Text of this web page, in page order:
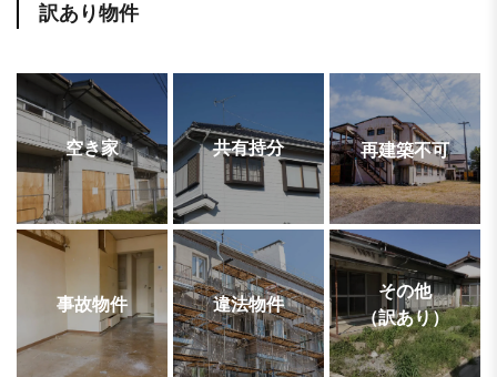
訳あり物件
空き家 共有持分 再建築不可
事故物件 違法物件
その他
（訳あり）